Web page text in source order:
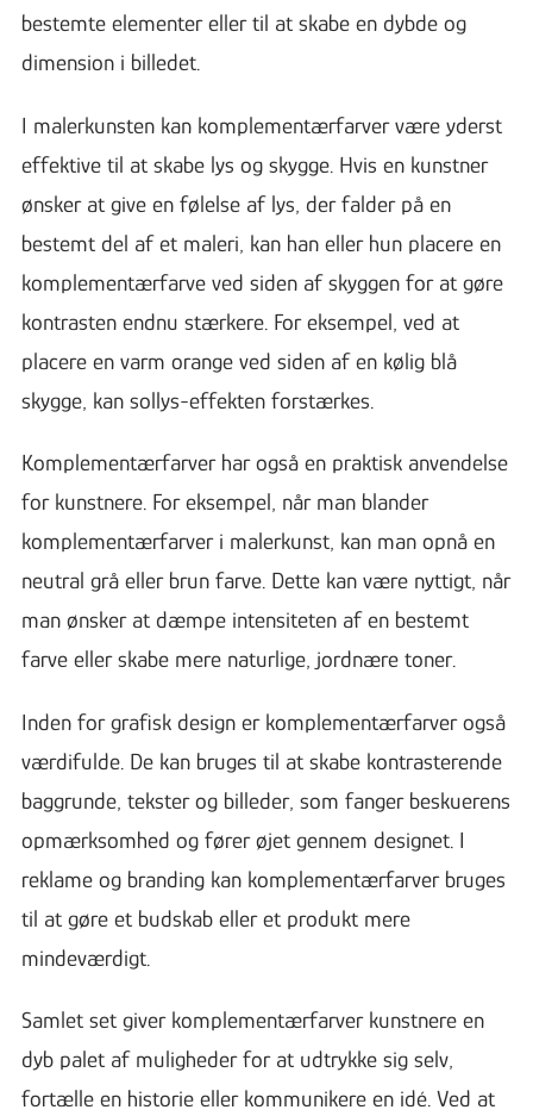
bestemte elementer eller til at skabe en dybde og
dimension i billedet.
I malerkunsten kan komplementærfarver være yderst
effektive til at skabe lys og skygge. Hvis en kunstner
ønsker at give en følelse af lys, der falder på en
bestemt del af et maleri, kan han eller hun placere en
komplementærfarve ved siden af skyggen for at gøre
kontrasten endnu stærkere. For eksempel, ved at
placere en varm orange ved siden af en kølig blå
skygge, kan sollys-effekten forstærkes.
Komplementærfarver har også en praktisk anvendelse
for kunstnere. For eksempel, når man blander
komplementærfarver i malerkunst, kan man opnå en
neutral grå eller brun farve. Dette kan være nyttigt, når
man ønsker at dæmpe intensiteten af en bestemt
farve eller skabe mere naturlige, jordnære toner.
Inden for grafisk design er komplementærfarver også
værdifulde. De kan bruges til at skabe kontrasterende
baggrunde, tekster og billeder, som fanger beskuerens
opmærksomhed og fører øjet gennem designet. I
reklame og branding kan komplementærfarver bruges
til at gøre et budskab eller et produkt mere
mindeværdigt.
Samlet set giver komplementærfarver kunstnere en
dyb palet af muligheder for at udtrykke sig selv,
fortælle en historie eller kommunikere en idé. Ved at